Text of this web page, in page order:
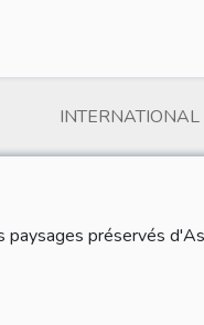
INTERNATIONAL
paysages préservés